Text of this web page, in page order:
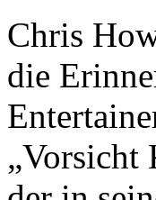
Chris
die
„Vorsicht